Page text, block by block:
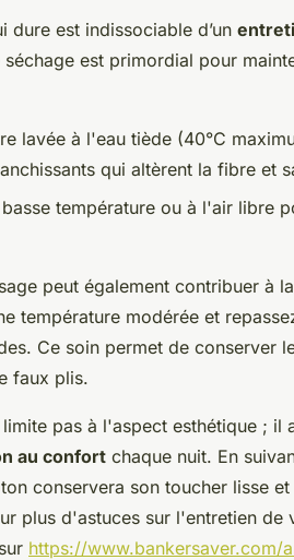
est indissociable d’un
séchage est primordial pour
lavée à l'eau tiède (40°C
qui altèrent la fibre et
température ou à l'air libre
peut également contribuer à la
température modérée et
Ce soin permet de conserver
faux plis.
pas à l'aspect esthétique ; il
au confort chaque nuit. En
conservera son toucher lisse
plus d'astuces sur l'entretien de
https://www.bankersaver.com/